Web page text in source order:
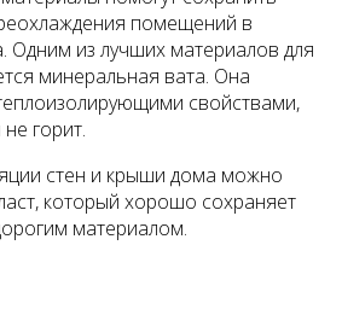
помещений в
Одним из лучших материалов для
минеральная вата. Она
свойствами,
горит.
стен и крыши дома можно
который хорошо сохраняет
материалом.